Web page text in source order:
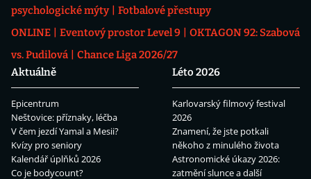
psychologické mýty
Fotbalové přestupy
ONLINE
Eventový prostor Level 9
OKTAGON 92: Szabová
vs. Pudilová
Chance Liga 2026/27
Aktuálně
Epicentrum
Neštovice: příznaky, léčba
V čem jezdí Yamal a Mesii?
Kvízy pro seniory
Kalendář úplňků 2026
Co je bodycount?
Léto 2026
Karlovarský filmový festival
2026
Znamení, že jste potkali
někoho z minulého života
Astronomické úkazy 2026:
zatmění slunce a další